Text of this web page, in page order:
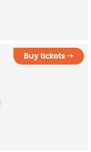
Buy tickets